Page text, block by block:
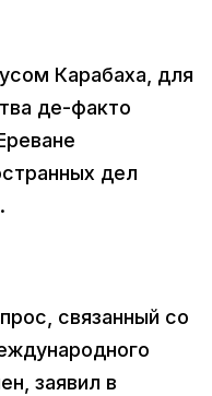
Карабаха, для
де-факто
дел
связанный со
заявил в